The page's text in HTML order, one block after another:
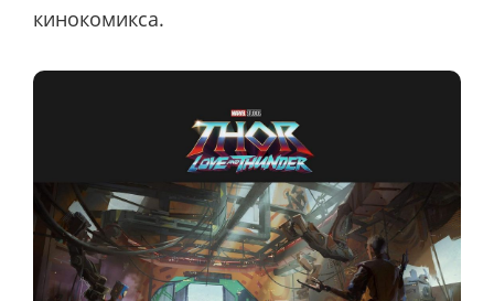
кинокомикса.